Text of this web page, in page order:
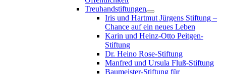
Treuhandstiftungen
Iris und Hartmut Jürgens Stiftung –
Chance auf ein neues Leben
Karin und Heinz-Otto Peitgen-
Stiftung
Dr. Heino Rose-Stiftung
Manfred und Ursula Fluß-Stiftung
Baumeister-Stiftung für